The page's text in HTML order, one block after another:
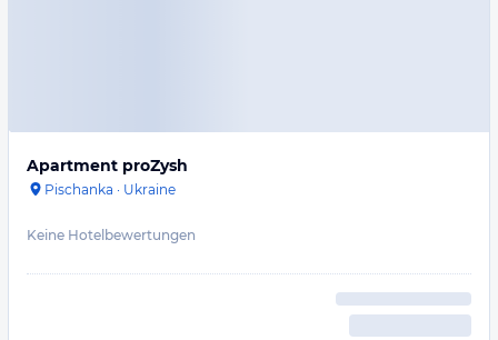
Apartment proZysh
Pischanka · Ukraine
Keine Hotelbewertungen